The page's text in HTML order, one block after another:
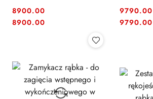
Cena:
8900.00
Cena:
8900.00 Cena:
9790.00
Cena:
9790.00